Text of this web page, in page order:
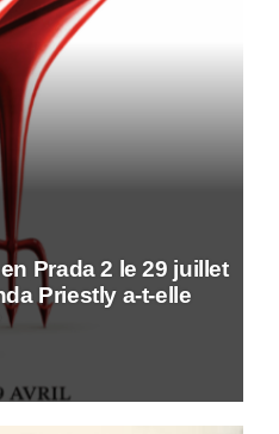
Prada 2 le 29 juillet
Priestly a-t-elle